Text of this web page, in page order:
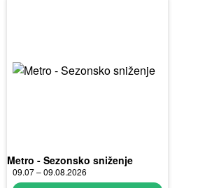
Metro - Sezonsko sniženje
09.07 – 09.08.2026